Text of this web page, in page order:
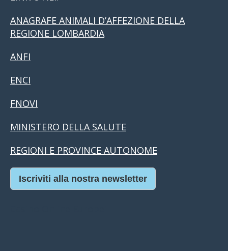
ANAGRAFE ANIMALI D’AFFEZIONE DELLA
REGIONE LOMBARDIA
ANFI
ENCI
FNOVI
MINISTERO DELLA SALUTE
REGIONI E PROVINCE AUTONOME
Iscriviti alla nostra newsletter